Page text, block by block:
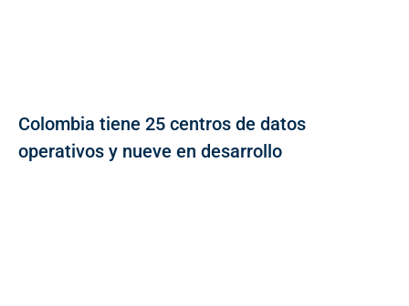
Colombia tiene 25 centros de datos
operativos y nueve en desarrollo